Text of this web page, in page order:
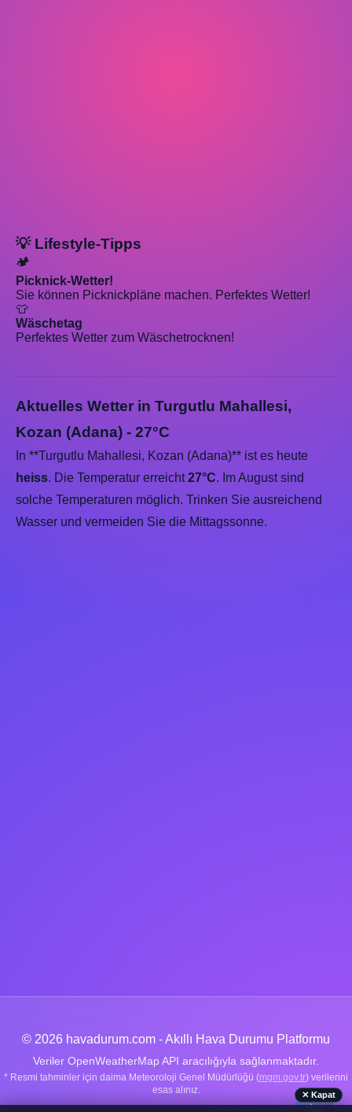
💡 Lifestyle-Tipps
🏕️
Picknick-Wetter!
Sie können Picknickpläne machen. Perfektes Wetter!
👕
Wäschetag
Perfektes Wetter zum Wäschetrocknen!
Aktuelles Wetter in Turgutlu Mahallesi,
Kozan (Adana) - 27°C
In **Turgutlu Mahallesi, Kozan (Adana)** ist es heute
heiss. Die Temperatur erreicht27°C. Im August sind
solche Temperaturen möglich. Trinken Sie ausreichend
Wasser und vermeiden Sie die Mittagssonne.
© 2026 havadurum.com - Akıllı Hava Durumu Platformu
Veriler OpenWeatherMap API aracılığıyla sağlanmaktadır.
* Resmi tahminler için daima Meteoroloji Genel Müdürlüğü (mgm.gov.tr) verilerini
esas alınız.
✕ Kapat